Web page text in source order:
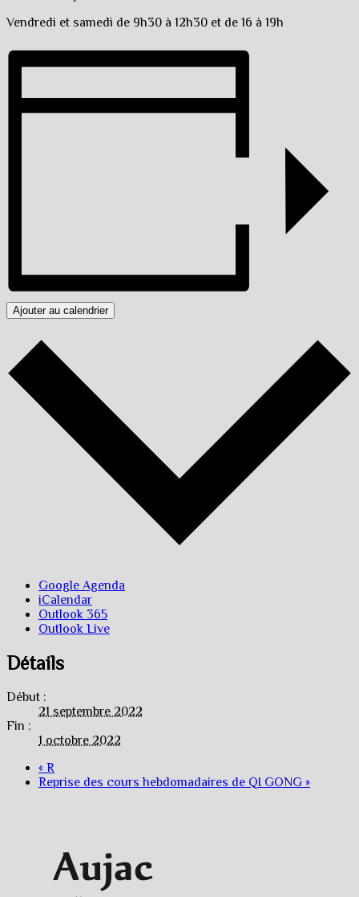
Vendredi et samedi de 9h30 à 12h30 et de 16 à 19h
Ajouter au calendrier
Google Agenda
iCalendar
Outlook 365
Outlook Live
Détails
Début :
21 septembre 2022
Fin :
1 octobre 2022
« R
Reprise des cours hebdomadaires de QI GONG »